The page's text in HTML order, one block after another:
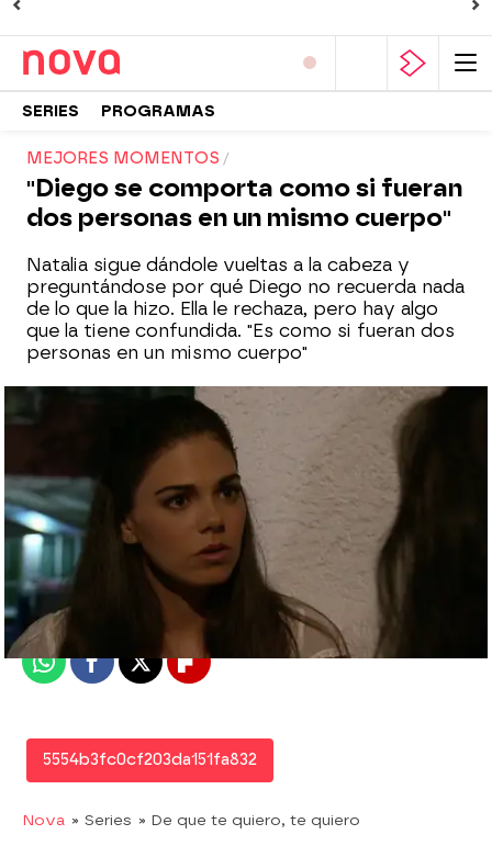
SERIES PROGRAMAS
MEJORES MOMENTOS
"Diego se comporta como si fueran
dos personas en un mismo cuerpo"
Natalia sigue dándole vueltas a la cabeza y
preguntándose por qué Diego no recuerda nada
de lo que la hizo. Ella le rechaza, pero hay algo
que la tiene confundida. "Es como si fueran dos
personas en un mismo cuerpo"
Nova
Madrid
Publicado: 22 de junio de 2017, 18:55
WhatsappFacebook
X Flipboard
5554b3fc0cf203da151fa832
Nova » Series » De que te quiero, te quiero